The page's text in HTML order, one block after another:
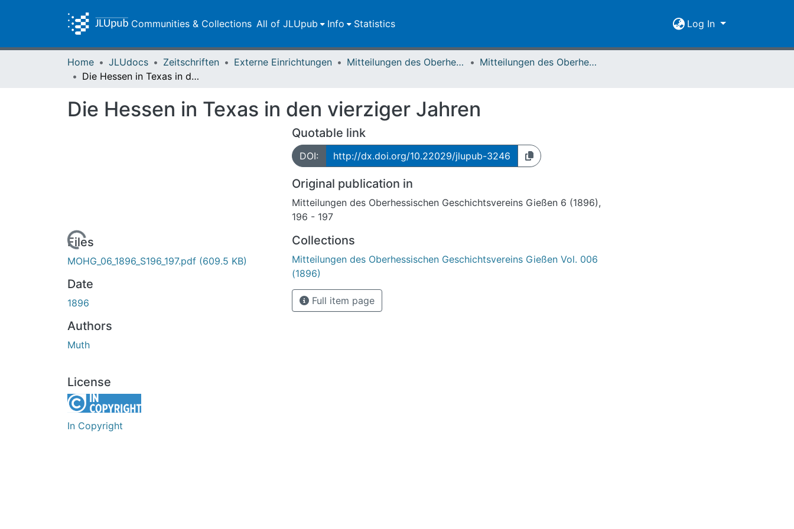
Communities & Collections All of JLUpub Info Statistics Log In
Home JLUdocs Zeitschriften Externe Einrichtungen Mitteilungen des Oberhessischen Geschichtsvereins Gießen
Mitteilungen des Oberhessischen Geschichtsvereins Gießen Vol. 006 (1896)
Die Hessen in Texas in den vierziger Jahren
Die Hessen in Texas in den vierziger Jahren
Loading...
Files
MOHG_06_1896_S196_197.pdf (609.5 KB)
Date
1896
Authors
Muth
License
In Copyright
Quotable link
DOI: http://dx.doi.org/10.22029/jlupub-3246
Original publication in
Mitteilungen des Oberhessischen Geschichtsvereins Gießen 6 (1896),
196 - 197
Collections
Mitteilungen des Oberhessischen Geschichtsvereins Gießen Vol. 006
(1896)
Full item page